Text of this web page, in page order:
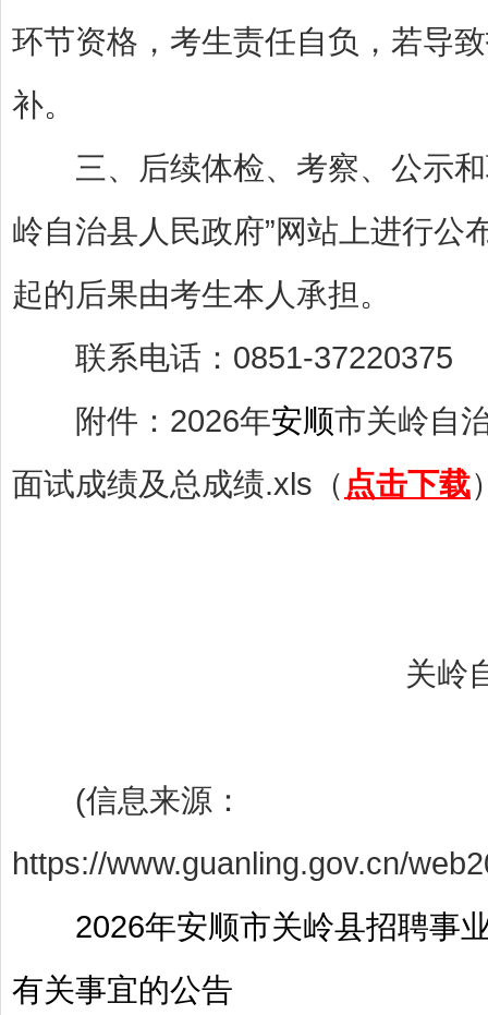
环节资格，考生责任自负，若导
补。
三、后续体检、考察、公示和
岭自治县人民政府”网站上进行公
起的后果由考生本人承担。
联系电话：0851-37220375
附件：2026年安顺市关岭自
面试成绩及总成绩.xls（ 点击下载
关岭自
(信息来源：
https://www.guanling.gov.cn/
2026年安顺市关岭县招聘事
有关事宜的公告